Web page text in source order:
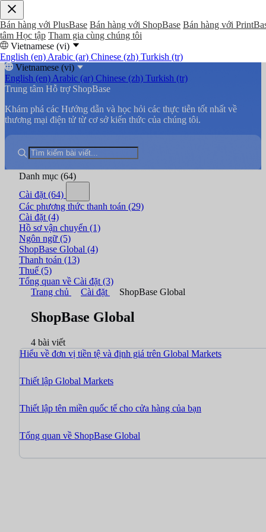
Bán hàng với PlusBase Bán hàng với ShopBase Bán hàng với
tâm Học tập Tham gia cùng chúng tôi
Vietnamese (vi)
English (en) Arabic (ar) Chinese (zh) Turkish (tr)
Vietnamese (vi)
English (en) Arabic (ar) Chinese (zh) Turkish (tr)
Trung tâm Hỗ trợ ShopBase
Khám phá các Hướng dẫn và học hỏi các thực tiễn tốt nhất về
thương mại điện tử từ cơ sở kiến thức của chúng tôi.
Danh mục (64)
Cài đặt (64)
Các phương thức thanh toán (29)
Cài đặt (4)
Hồ sơ vận chuyển (1)
Ngôn ngữ (5)
ShopBase Global (4)
Thanh toán (13)
Thuế (5)
Tổng quan về Cài đặt (3)
Trang chủ
Cài đặt ShopBase Global
ShopBase Global
4 bài viết
Hiểu về đơn vị tiền tệ và định giá trên Global Markets
Thiết lập Global Markets
Thiết lập tên miền quốc tế cho cửa hàng của bạn
Tổng quan về ShopBase Global